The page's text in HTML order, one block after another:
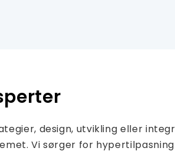
design, utvikling eller
Vi sørger for